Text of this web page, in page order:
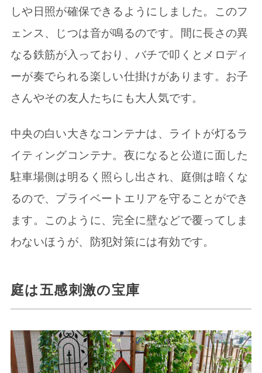
しや日照が確保できるようにしました。このフ
ェンス、じつは音が鳴るのです。間に長さの異
なる鉄筋が入っており、バチで叩くとメロディ
ーが奏でられる楽しい仕掛けがあります。お子
さんやその友人たちにも大人気です。
中央の白い大きなコンテナは、ライトが灯るラ
イティングコンテナ。夜になると公道に面した
駐車場側は明るく照らし出され、庭側は暗くな
るので、プライベートエリアを守ることができ
ます。このように、完全に壁などで覆ってしま
わないほうが、防犯対策には有効です。
庭は五感刺激の宝庫